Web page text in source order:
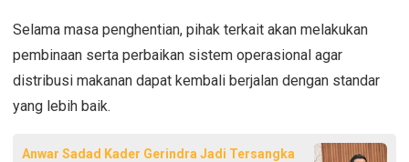
Selama masa penghentian, pihak terkait akan melakukan
pembinaan serta perbaikan sistem operasional agar
distribusi makanan dapat kembali berjalan dengan standar
yang lebih baik.
Anwar Sadad Kader Gerindra Jadi Tersangka